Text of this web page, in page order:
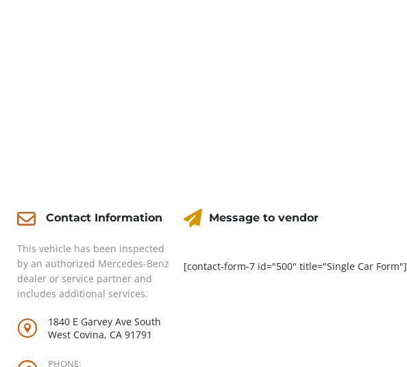
Contact Information
This vehicle has been inspected
by an authorized Mercedes-Benz
dealer or service partner and
includes additional services.
1840 E Garvey Ave South
West Covina, CA 91791
PHONE:
Message to vendor
[contact-form-7 id="500" title="Single Car Form"]